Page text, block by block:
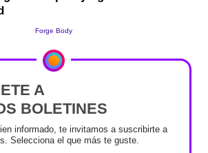
A
BOLETINES
informado, te invitamos a suscribirte a
Selecciona el que más te guste.